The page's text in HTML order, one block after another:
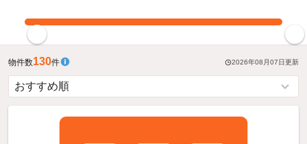
物件数130件 2026年08月07日更新